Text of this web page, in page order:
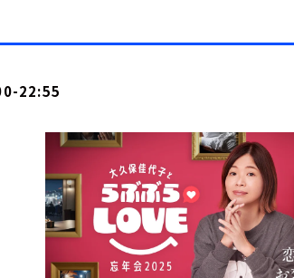
22:55